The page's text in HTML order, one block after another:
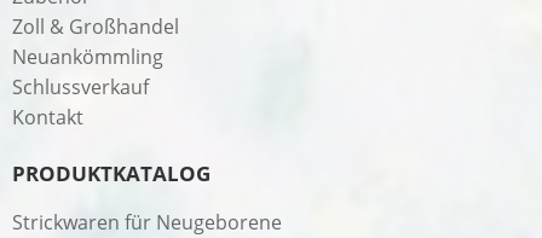
Zoll & Großhandel
Neuankömmling
Schlussverkauf
Kontakt
PRODUKTKATALOG
Strickwaren für Neugeborene